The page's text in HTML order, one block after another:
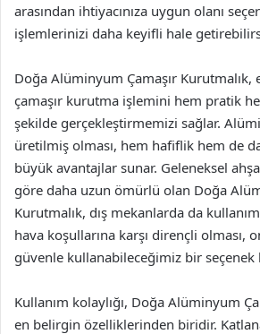
arasından ihtiyacınıza uygun olanı
işlemlerinizi daha keyifli hale
Doğa Alüminyum Çamaşır Kurutmalık,
çamaşır kurutma işlemini hem pratik
şekilde gerçekleştirmemizi sağlar.
üretilmiş olması, hem hafiflik hem de
büyük avantajlar sunar. Geleneksel
göre daha uzun ömürlü olan Doğa
Kurutmalık, dış mekanlarda da
hava koşullarına karşı dirençli olması,
güvenle kullanabileceğimiz bir seçenek
Kullanım kolaylığı, Doğa Alüminyum
en belirgin özelliklerinden biridir.